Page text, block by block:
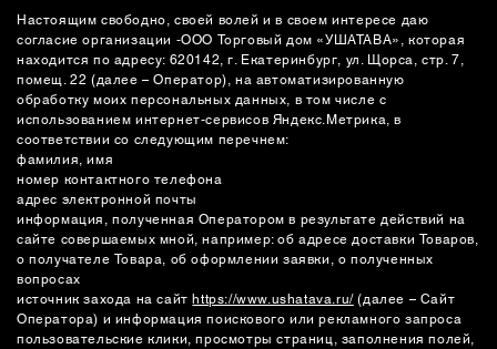
ОДЕЖДА
ОБУВЬ
АКСЕССУАРЫ
УКРАШЕНИЯ
СУМКИ
Настоящим свободно, своей волей и в своем интересе даю
согласие организации -ООО Торговый дом «УШАТАВА», которая
находится по адресу: 620142, г. Екатеринбург, ул. Щорса, стр. 7,
помещ. 22 (далее – Оператор), на автоматизированную
обработку моих персональных данных, в том числе с
использованием интернет-сервисов Яндекс.Метрика, в
соответствии со следующим перечнем:
фамилия, имя
номер контактного телефона
адрес электронной почты
информация, полученная Оператором в результате действий на
сайте совершаемых мной, например: об адресе доставки Товаров,
о получателе Товара, об оформлении заявки, о полученных
вопросах
источник захода на сайтhttps://www.ushatava.ru/(далее – Сайт
Оператора) и информация поискового или рекламного запроса
пользовательские клики, просмотры страниц, заполнения полей,